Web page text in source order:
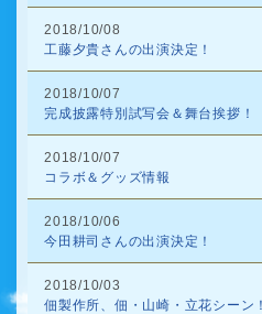
2018/10/08
工藤夕貴さんの出演決定！
2018/10/07
完成披露特別試写会＆舞台挨拶！
2018/10/07
コラボ＆グッズ情報
2018/10/06
今田耕司さんの出演決定！
2018/10/03
佃製作所、佃・山崎・立花シーン！